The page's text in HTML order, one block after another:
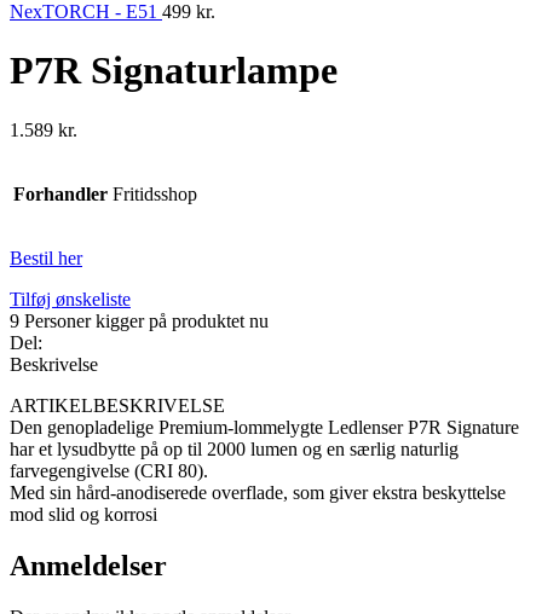
NexTORCH - E51 499 kr.
P7R Signaturlampe
1.589 kr.
Forhandler Fritidsshop
Bestil her
Tilføj ønskeliste
9 Personer kigger på produktet nu
Del:
Beskrivelse
ARTIKELBESKRIVELSE
Den genopladelige Premium-lommelygte Ledlenser P7R Signature
har et lysudbytte på op til 2000 lumen og en særlig naturlig
farvegengivelse (CRI 80).
Med sin hård-anodiserede overflade, som giver ekstra beskyttelse
mod slid og korrosi
Anmeldelser